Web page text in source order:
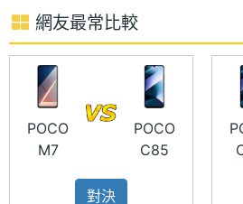
POCO C85 功能特色
◎ 4G + 4G 雙卡雙待
◎ Android 15 作業系統、
◎ 6.9 吋 1,600 x 720pixels 解
幕更新率）
◎ 聯發科 Helio G81-Ultra 八
量
顯示螢幕
主螢幕
尺寸
6.9 inch
網友最常比較
POCO
M7
POCO
C85
對決